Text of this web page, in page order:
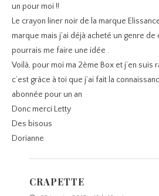
un pour moi !!
Le crayon liner noir de la marque
marque mais j’ai déjà acheté un genre
pourrais me faire une idée .
Voilà, pour moi ma 2ème Box et j’en suis
c’est grâce à toi que j’ai fait la
abonnée pour un an
Donc merci Letty
Des bisous
Dorianne
CRAPETTE